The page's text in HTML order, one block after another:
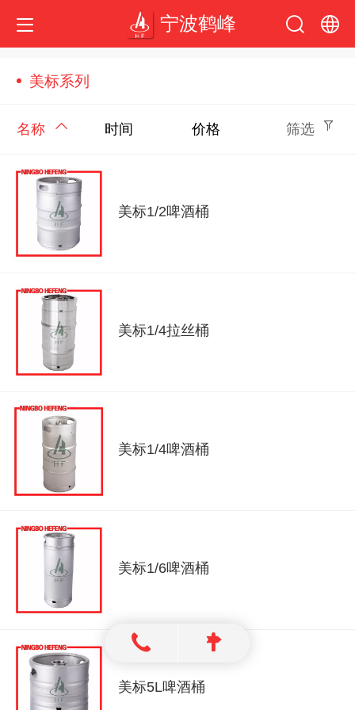
宁波鹤峰
美标系列
名称 时间 价格 筛选
美标1/2啤酒桶
美标1/4拉丝桶
美标1/4啤酒桶
美标1/6啤酒桶
美标5L啤酒桶